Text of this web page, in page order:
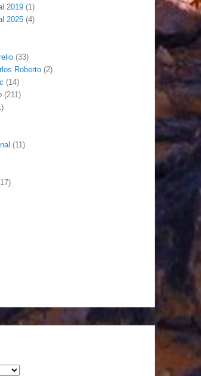
2019 (1)
2025 (4)
(33)
Roberto(2)
(14)
(211)
(11)